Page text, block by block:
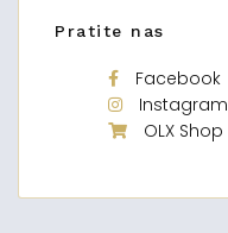
Pratite nas
Facebook
Instagram
OLX Shop